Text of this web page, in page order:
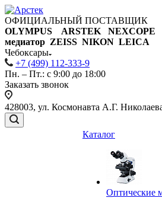
ОФИЦИАЛЬНЫЙ ПОСТАВЩИК
OLYMPUS ARSTEK NEXCOPE
медиатор ZEISS NIKON LEICA
Чебоксары
+7 (499) 112-333-9
Пн. – Пт.: с 9:00 до 18:00
Заказать звонок
428003, ул. Космонавта А.Г.
Каталог
Оптические